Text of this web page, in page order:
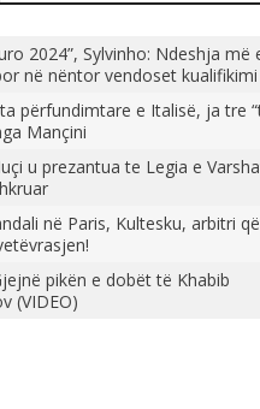
2024”, Sylvinho: Ndeshja më
në nëntor vendoset kualifikimi
përfundimtare e Italisë, ja tre
Mançini
u prezantua te Legia e
në Paris, Kultesku, arbitri
pikën e dobët të Khabib
(VIDEO)